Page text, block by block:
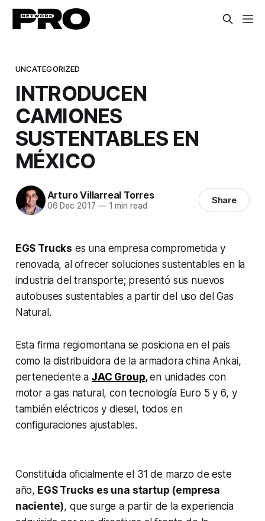
UNCATEGORIZED
INTRODUCEN
CAMIONES
SUSTENTABLES EN
MÉXICO
Arturo Villarreal Torres
06 Dec 2017 —1 min read Share
EGS Trucks es una empresa comprometida y
renovada, al ofrecer soluciones sustentables en la
industria del transporte; presentó sus nuevos
autobuses sustentables a partir del uso del Gas
Natural.
Esta firma regiomontana se posiciona en el pais
como la distribuidora de la armadora china Ankai,
perteneciente a JAC Group,en unidades con
motor a gas natural, con tecnología Euro 5 y 6, y
también eléctricos y diesel, todos en
configuraciones ajustables.
Constituida oficialmente el 31 de marzo de este
año, EGS Trucks es una startup (empresa
naciente), que surge a partir de la experiencia